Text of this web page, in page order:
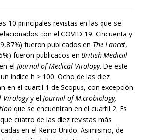
10 principales revistas en las que se
con el COVID-19. Cincuenta y
fueron publicados en The Lancet,
fueron publicados en British Medical
el Journal of Medical Virology. De este
índice h > 100. Ocho de las diez
en el cuartil 1 de Scopus, con excepción
Virologyy el Journal of Microbiology,
que se encuentran en el cuartil 2. Es
cuatro de las diez revistas más
en el Reino Unido. Asimismo, de